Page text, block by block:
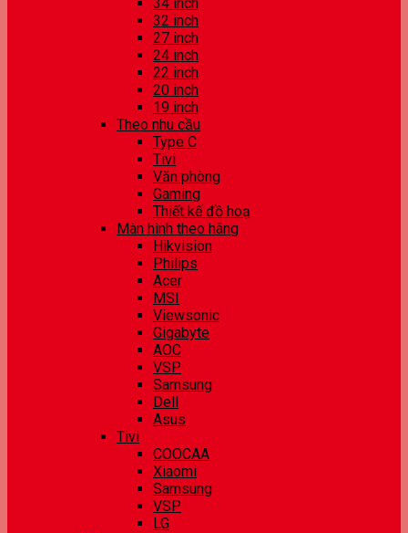
32 inch
27 inch
24 inch
22 inch
20 inch
19 inch
Theo nhu cầu
Type C
Tivi
Văn phòng
Gaming
Thiết kế đồ hoạ
Màn hình theo hãng
Hikvision
Philips
Acer
MSI
Viewsonic
Gigabyte
AOC
VSP
Samsung
Dell
Asus
Tivi
COOCAA
Xiaomi
Samsung
VSP
LG